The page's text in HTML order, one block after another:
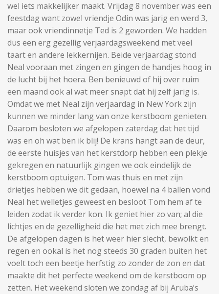
wel iets makkelijker maakt. Vrijdag 8 november was een
feestdag want zowel vriendje Odin was jarig en werd 3,
maar ook vriendinnetje Ted is 2 geworden. We hadden
dus een erg gezellig verjaardagsweekend met veel
taart en andere lekkernijen. Beide verjaardag stond
Neal vooraan met zingen en gingen de handjes hoog in
de lucht bij het hoera. Ben benieuwd of hij over ruim
een maand ook al wat meer snapt dat hij zelf jarig is.
Omdat we met Neal zijn verjaardag in New York zijn
kunnen we minder lang van onze kerstboom genieten.
Daarom besloten we afgelopen zaterdag dat het tijd
was en oh wat ben ik blij! De krans hangt aan de deur,
de eerste huisjes van het kerstdorp hebben een plekje
gekregen en natuurlijk gingen we ook eindelijk de
kerstboom optuigen. Tom was thuis en met zijn
drietjes hebben we dit gedaan, hoewel na 4 ballen vond
Neal het welletjes geweest en besloot Tom hem af te
leiden zodat ik verder kon. Ik geniet hier zo van; al die
lichtjes en de gezelligheid die het met zich mee brengt.
De afgelopen dagen is het weer hier slecht, bewolkt en
regen en ookal is het nog steeds 30 graden buiten het
voelt toch een beetje herfstig zo zonder de zon en dat
maakte dit het perfecte weekend om de kerstboom op
zetten. Het weekend sloten we zondag af bij Aruba’s